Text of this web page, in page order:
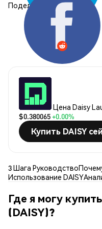
Поделиться:
Цена Daisy
$0.380065+0.00%
Купить DAISY
3 Шага Руководство
Использование DAISY
Где я могу
(DAISY)?